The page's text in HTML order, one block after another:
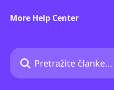
More Help Center
Pretražite članke...